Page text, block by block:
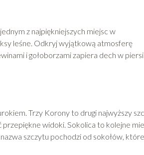
z najpiękniejszych miejsc w
leśne. Odkryj wyjątkową atmosferę
i gołoborzami zapiera dech w
Trzy Korony to drugi najwyższy
widoki. Sokolica to kolejne
szczytu pochodzi od sokołów, które